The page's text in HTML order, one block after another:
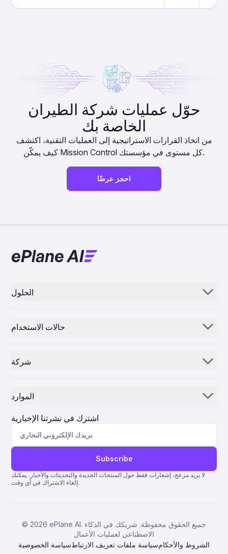
حوّل عمليات شركة الطيران
الخاصة بك
من اتخاذ القرارات الاستراتيجية إلى العمليات التقنية، اكتشف
كيف يمكّن Mission Control كل مستوى في مؤسستك.
احجز عرضًا
الحلول
بريد إلكتروني بالذكاء الاصطناعي
مركز التحكم
حالات الاستخدام
مزودو صيانة وإصلاح وعمرة الطائرات
AEC
تصنيع
علوم الحياة
شركة
لماذا ePlane AI
الوظائف
اتصل بنا
الموارد
الأخبار
مساعدة
نظام كوانتوم لتخطيط موارد المؤسسة
AMOS ERP
نظام تخطيط موارد المؤسسة IFS
بنتاغون 2000SQL لإدارة موارد المؤسسة (ERP)
اشترك في نشرتنا الإخبارية
Subscribe
لا بريد مزعج، إشعارات فقط حول المنتجات الجديدة والتحديثات والأخبار. يمكنك
إلغاء الاشتراك في أي وقت.
© 2026 ePlane AI. جميع الحقوق محفوظة. شريكك في الذكاء
الاصطناعي لعمليات الأعمال
سياسة الخصوصيةسياسة ملفات تعريف الارتباطالشروط والأحكام